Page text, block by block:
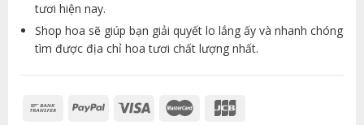
tươi hiện nay.
Shop hoa sẽ giúp bạn giải quyết lo lắng ấy và nhanh chóng
tìm được địa chỉ hoa tươi chất lượng nhất.